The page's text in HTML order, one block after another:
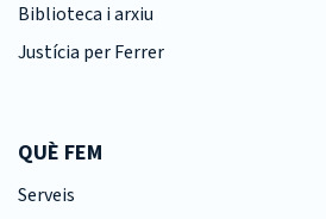
Biblioteca i arxiu
Justícia per Ferrer
QUÈ FEM
Serveis